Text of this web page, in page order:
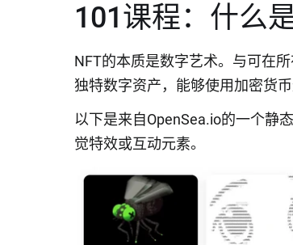
101课程：什么
NFT的本质是数字艺术。与可在
独特数字资产，能够使用加密货币
以下是来自OpenSea.io的一个静
觉特效或互动元素。